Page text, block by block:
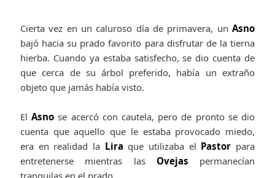
Cierta vez en un caluroso día de primavera, un Asno
bajó hacia su prado favorito para disfrutar de la tierna
hierba. Cuando ya estaba satisfecho, se dio cuenta de
que cerca de su árbol preferido, había un extraño
objeto que jamás había visto.
ElAsnose acercó con cautela, pero de pronto se dio
cuenta que aquello que le estaba provocado miedo,
era en realidad la Lira que utilizaba el Pastor para
entretenerse mientras las Ovejas permanecían
tranquilas en el prado.